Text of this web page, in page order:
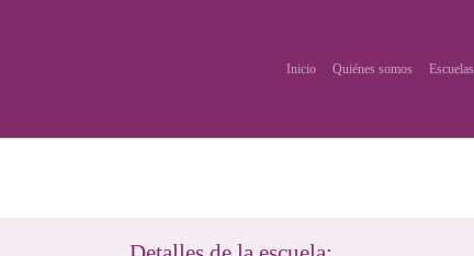
Inicio Quiénes somos Escuelas